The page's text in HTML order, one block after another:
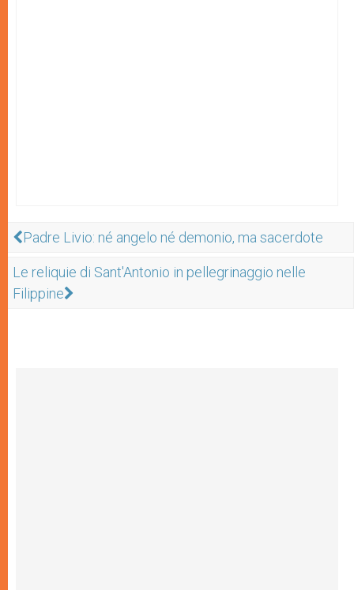
Padre Livio: né angelo né demonio, ma sacerdote
Le reliquie di Sant'Antonio in pellegrinaggio nelle
Filippine